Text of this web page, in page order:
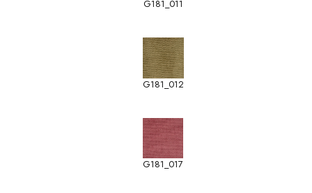
G181_011
G181_012
G181_017